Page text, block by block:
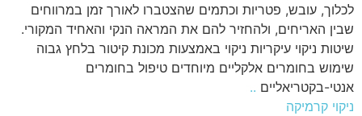
לכלוך, עובש, פטריות וכתמים שהצטברו לאורך זמן במרווחים
שבין האריחים, ולהחזיר להם את המראה הנקי והאחיד המקורי.
שיטות ניקוי עיקריות ניקוי באמצעות מכונת קיטור בלחץ גבוה
שימוש בחומרים אלקליים מיוחדים טיפול בחומרים
אנטי-בקטריאליים ..
ניקוי קרמיקה